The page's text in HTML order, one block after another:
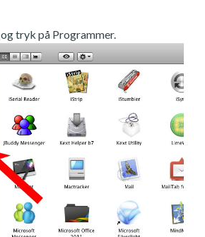
tryk på Programmer.